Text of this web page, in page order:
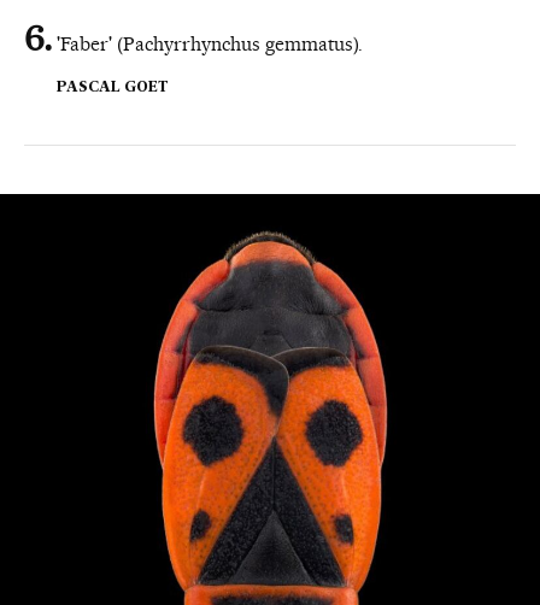
'Faber' (Pachyrrhynchus gemmatus).
PASCAL GOET